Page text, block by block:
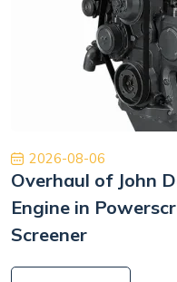
2026-08-06
Overhaul of John
Engine in
Screener